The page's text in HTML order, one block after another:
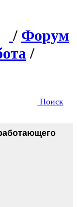
/ Форум
/
Поиск